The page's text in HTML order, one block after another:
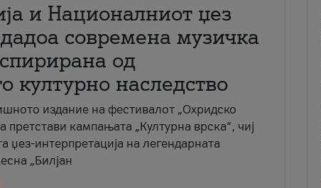
и Националниот џез
современа музичка
од
културно наследство
издание на фестивалот „Охридско
претстави кампањата „Културна врска“, чиј
џез-интерпретација на легендарната
„Билјан